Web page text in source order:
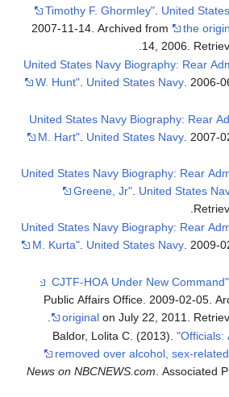
Timothy F. Ghormley" United
2007-11-14. Archived from
the
14, 2006 .
"United States Navy Biography: Rear
W. Hunt" United States Navy . 2006-
"United States Navy Biography: Rear
M. Hart" United States Navy . 2007-
"United States Navy Biography: Rear
Greene, Jr" United States
"United States Navy Biography: Rear
M. Kurta". United States Navy. 2009-
Public Affairs Office. 2009-02-05.
original on July 22, 2011 .
Baldor, Lolita C. (2013)."Officials:
removed over alcohol, sex-
News on NBCNEWS.com . Associated